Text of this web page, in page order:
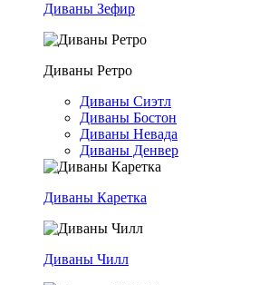
Диваны Зефир
Диваны Ретро
Диваны Сиэтл
Диваны Бостон
Диваны Невада
Диваны Денвер
Диваны Каретка
Диваны Чилл